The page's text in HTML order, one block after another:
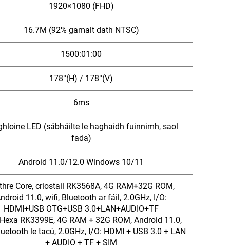
1920×1080 (FHD)
16.7M (92% gamalt dath NTSC)
1500:01:00
178°(H) / 178°(V)
6ms
LED (sábháilte le haghaidh fuinnimh, saol
fada)
Android 11.0/12.0 Windows 10/11
Core, criostail RK3568A, 4G RAM+32G ROM,
11.0, wifi, Bluetooth ar fáil, 2.0GHz, I/O:
HDMI+USB OTG+USB 3.0+LAN+AUDIO+TF
RK3399E, 4G RAM + 32G ROM, Android 11.0,
le tacú, 2.0GHz, I/O: HDMI + USB 3.0 + LAN
+ AUDIO + TF + SIM